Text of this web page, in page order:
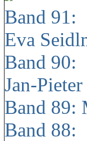
Band 91:
Eva
Band 90:
Jan-
Band 89:
Band 88: